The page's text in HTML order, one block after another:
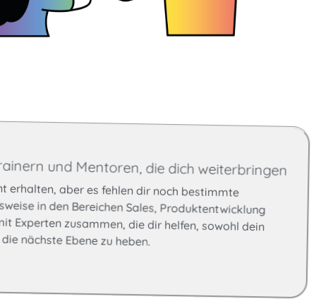
und Mentoren, die dich weiterbringen
erhalten, aber es fehlen dir noch bestimmte
in den Bereichen Sales, Produktentwicklung
zusammen, die dir helfen, sowohl dein
nächste Ebene zu heben.